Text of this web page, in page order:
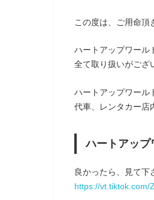
この度は、ご用命頂
ハートアップワール
全て取り扱いがござ
ハートアップワール
代車、レンタカー店
ハートアップ
良かったら、見て下
https://vt.tiktok.com/